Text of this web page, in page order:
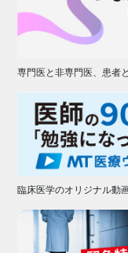
専門医と非専門医、患者
臨床医学のオリジナル動